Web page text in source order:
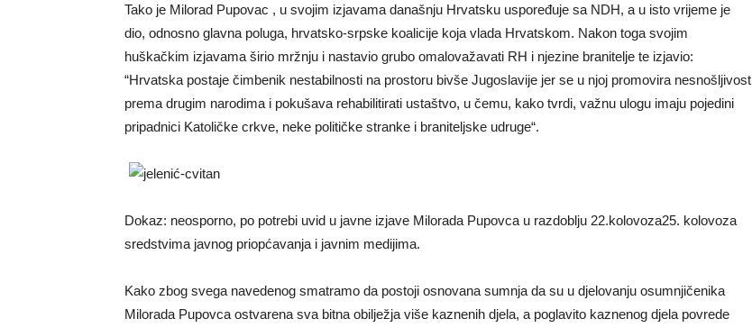
Tako je Milorad Pupovac , u svojim izjavama današnju Hrvatsku uspoređuje sa NDH, a u isto vrijeme je
dio, odnosno glavna poluga, hrvatsko-srpske koalicije koja vlada Hrvatskom. Nakon toga svojim
huškačkim izjavama širio mržnju i nastavio grubo omalovažavati RH i njezine branitelje te izjavio:
“Hrvatska postaje čimbenik nestabilnosti na prostoru bivše Jugoslavije jer se u njoj promovira nesnošljivost
prema drugim narodima i pokušava rehabilitirati ustaštvo, u čemu, kako tvrdi, važnu ulogu imaju pojedini
pripadnici Katoličke crkve, neke političke stranke i braniteljske udruge“.
Dokaz: neosporno, po potrebi uvid u javne izjave Milorada Pupovca u razdoblju 22.kolovoza25. kolovoza
sredstvima javnog priopćavanja i javnim medijima.
Kako zbog svega navedenog smatramo da postoji osnovana sumnja da su u djelovanju osumnjičenika
Milorada Pupovca ostvarena sva bitna obilježja više kaznenih djela, a poglavito kaznenog djela povrede